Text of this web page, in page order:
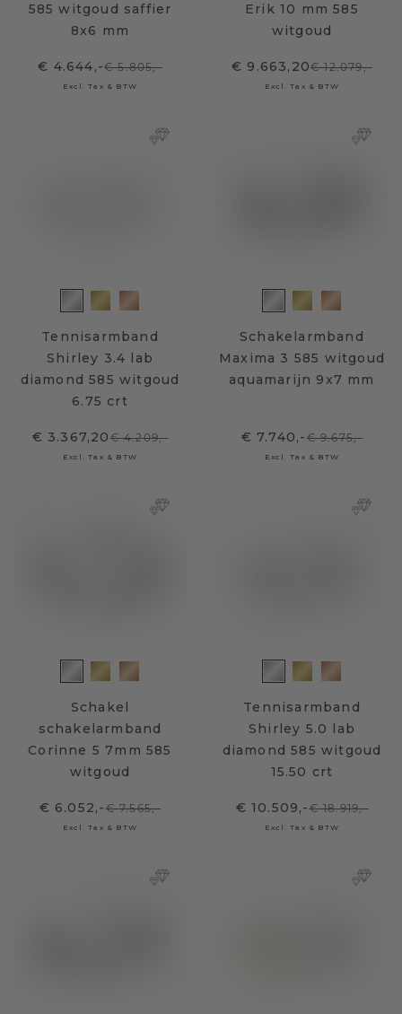
585 witgoud saffier
8x6 mm
€ 4.644,-€ 5.805,-
Excl. Tax & BTW
Erik 10 mm 585
witgoud
€ 9.663,20€ 12.079,-
Excl. Tax & BTW
Tennisarmband
Shirley 3.4 lab
diamond 585 witgoud
6.75 crt
€ 3.367,20€ 4.209,-
Excl. Tax & BTW
Schakelarmband
Maxima 3 585 witgoud
aquamarijn 9x7 mm
€ 7.740,-€ 9.675,-
Excl. Tax & BTW
Schakel
schakelarmband
Corinne 5 7mm 585
witgoud
€ 6.052,-€ 7.565,-
Excl. Tax & BTW
Tennisarmband
Shirley 5.0 lab
diamond 585 witgoud
15.50 crt
€ 10.509,-€ 18.919,-
Excl. Tax & BTW